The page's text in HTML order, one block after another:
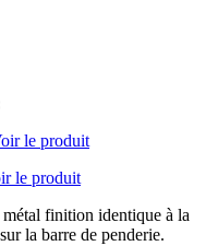
le produit
le produit
finition identique à la
la barre de penderie.